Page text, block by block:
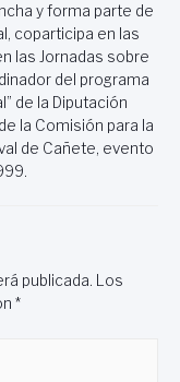
y forma parte de
coparticipa en las
las Jornadas sobre
del programa
de la Diputación
la Comisión para la
de Cañete, evento
publicada. Los
*